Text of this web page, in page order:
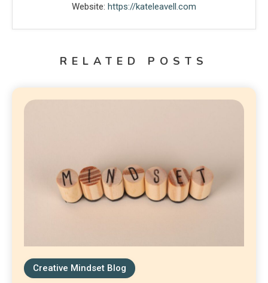
Website: https://kateleavell.com
RELATED POSTS
Creative Mindset Blog